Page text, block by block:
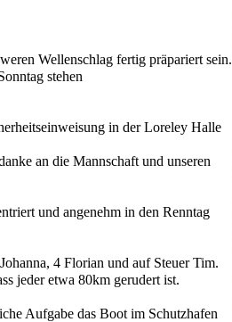
Wellenschlag fertig präpariert sein.
stehen
in der Loreley Halle
an die Mannschaft und unseren
und angenehm in den Renntag
4 Florian und auf Steuer Tim.
jeder etwa 80km gerudert ist.
Aufgabe das Boot im Schutzhafen